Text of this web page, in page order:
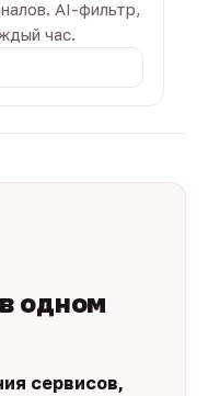
AI-фильтр,
час.
одном
сервисов,